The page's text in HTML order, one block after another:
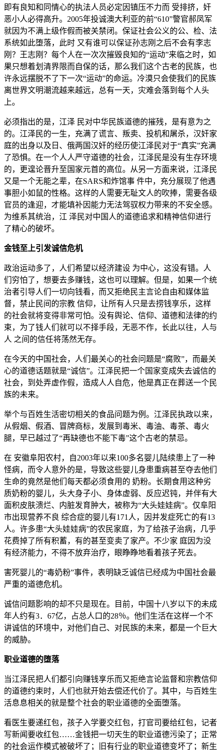
即有良知和同情心的执法人员必定因镇压不力而 受排挤，奸
恶小人必得高升。2005年投诚澳大利亚的前“610”警官郝凤军
就因为不满上级作假而被关禁闭。保证社会公义的公、检、法
系统如此堕落，此时 又有谁可以保证孙志刚之后不会有李志
刚？王志刚？每个人在一次次摧毁良知的“运动”来临之时，如
果只想着划清界限而自保的话，那么我们这个古老的民族，也
许永远摆脱不了下一次“运动”的命运。冷漠只会使我们的民族
离世界文明潮流越来越远，总有一天，灾难会落到每个人头
上。
必须指出的是，江泽 民对中华民族道德的摧残，是有意为之
的。江泽民的一生，充满了谎言、叛卖、投机和屠杀，汉奸家
庭的出身以及日、俄两国汉奸的经历使江泽民对于“真实”充满
了恐惧。在一个人人严守道德的社会，江泽民是没有生存环境
的，更遑论晋升至国家元首的高位。从另一方面来说，江泽民
又是一个无能之辈，在SARS和炸馆事 件中，充分展现了他遇
事胆小如鼠的性格。这样的人需要无耻文人的吹捧，需要各级
官员的逢迎，才能填补因能力无法驾驭权力带来的不安全感。
为维系其统治，江 泽民对中国人的道德追求和精神信仰进行
了精心的破坏。
金钱至上引发诚信危机
政治运动多了，人们希望以经济建设 为中心，这没有错。人
们穷怕了，想要去多赚钱，这也可以理解。但是，如果一个统
治者引导人们一切向钱看，而又拒绝民主言论自由和媒体监
督，禁止民间的宗教 信仰，让所有人只是去捞钱享乐，这样
的社会就将变得非常可怕。没有舆论、信仰、道德和法律的约
束，为了钱人们就可以不择手段，无恶不作，长此以往，人与
人 之间的信任将荡然无存。
在今天的中国社会，人们最关心的社会问题是“腐败”，而最关
心的道德话题就是“诚信”。江泽民把一个国家变成失去诚信的
社会，到处弄虚作假，造成人人自危，他是真正在葬送一个民
族的未来。
举个与百姓生活密切相关的食品问题为例。江泽民执政以来，
从假烟、假酒、冒牌商标，发展到毒米、毒油、毒茶、毒火
腿，早已越过了“再缺德也不能下毒”这个古老的禁忌。
在 安徽阜阳农村，自2003年以来100多名婴儿陆续患上了一种
怪病，而令人意外的是，导致这些婴儿身患重病甚至夺去他们
生命的竟然是他们每天都必须食用的 奶粉。长期食用这种劣
质奶粉的婴儿，头大身子小、身体虚弱、反应迟钝，并伴有大
面积皮肤溃烂、内脏发育肿大，被称为“大头娃娃病”。仅阜阳
市出现营养不良 综合症的婴儿有171人，因并发症死亡的有13
人。许多患“大头娃娃病”的农民家庭，为了给孩子治病，几乎
花费掉了所有积蓄，有的甚至变卖了家产。不少家 庭因为没
有经济能力，不得不放弃治疗，眼睁睁地看着孩子死去。
害死婴儿的“毒奶粉”事件，表明缺乏诚信已经成为中国社会最
严重的道德危机。
诚信问题影响的却不只是现在。目前，中国十八岁以下的未成
年人约有3．67亿，占总人口的28％。他们生活在这样一个不
讲诚信的环境中，对他们自己、对民族的未来，都是一个巨大
的威胁。
职业道德的堕落
当江泽民把人们都引向赚钱享乐而又拒绝言论监督和宗教信仰
的道德约束时，人们也就开始去偿还代价了。其中，与百姓生
活息息相关的就是整个社会的职业道德的全面堕落。
看医生要递红包，孩子入学要交红包，打官司要给红包，记者
写新闻要收红包……金钱把一切天生的职业道德污染了；正常
的社会运作模式被破坏了；旧有行业的职业道德变坏了；新生